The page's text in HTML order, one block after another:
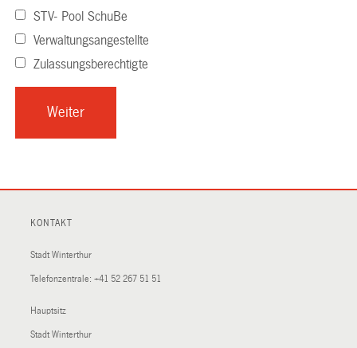
STV- Pool SchuBe
Verwaltungsangestellte
Zulassungsberechtigte
KONTAKT
Stadt Winterthur
Telefonzentrale: +41 52 267 51 51
Hauptsitz
Stadt Winterthur